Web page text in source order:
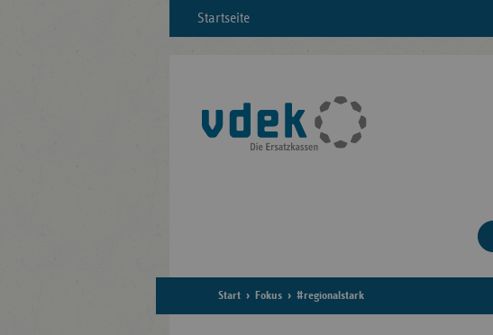
Startseite
Start Fokus #regionalstark